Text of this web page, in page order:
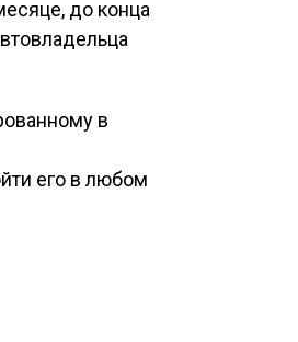
до конца
в
его в любом